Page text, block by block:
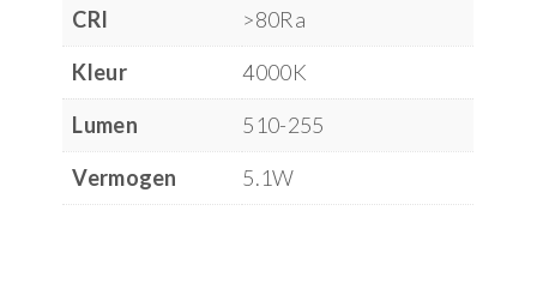
CRI
>80Ra
Kleur
4000K
Lumen
510-255
Vermogen
5.1W